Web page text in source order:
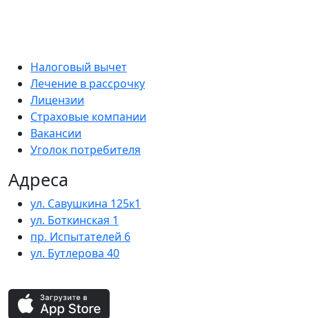
Налоговый вычет
Лечение в рассрочку
Лицензии
Страховые компании
Вакансии
Уголок потребителя
Адреса
ул. Савушкина 125к1
ул. Боткинская 1
пр. Испытателей 6
ул. Бутлерова 40